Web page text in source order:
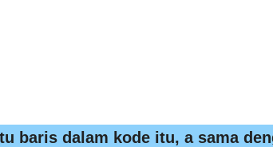
baris dalam kode itu, a sama